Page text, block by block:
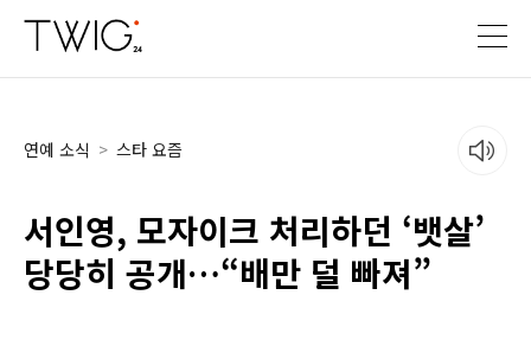
연예 소식 > 스타 요즘
서인영, 모자이크 처리하던 ‘뱃살’
당당히 공개…“배만 덜 빠져”